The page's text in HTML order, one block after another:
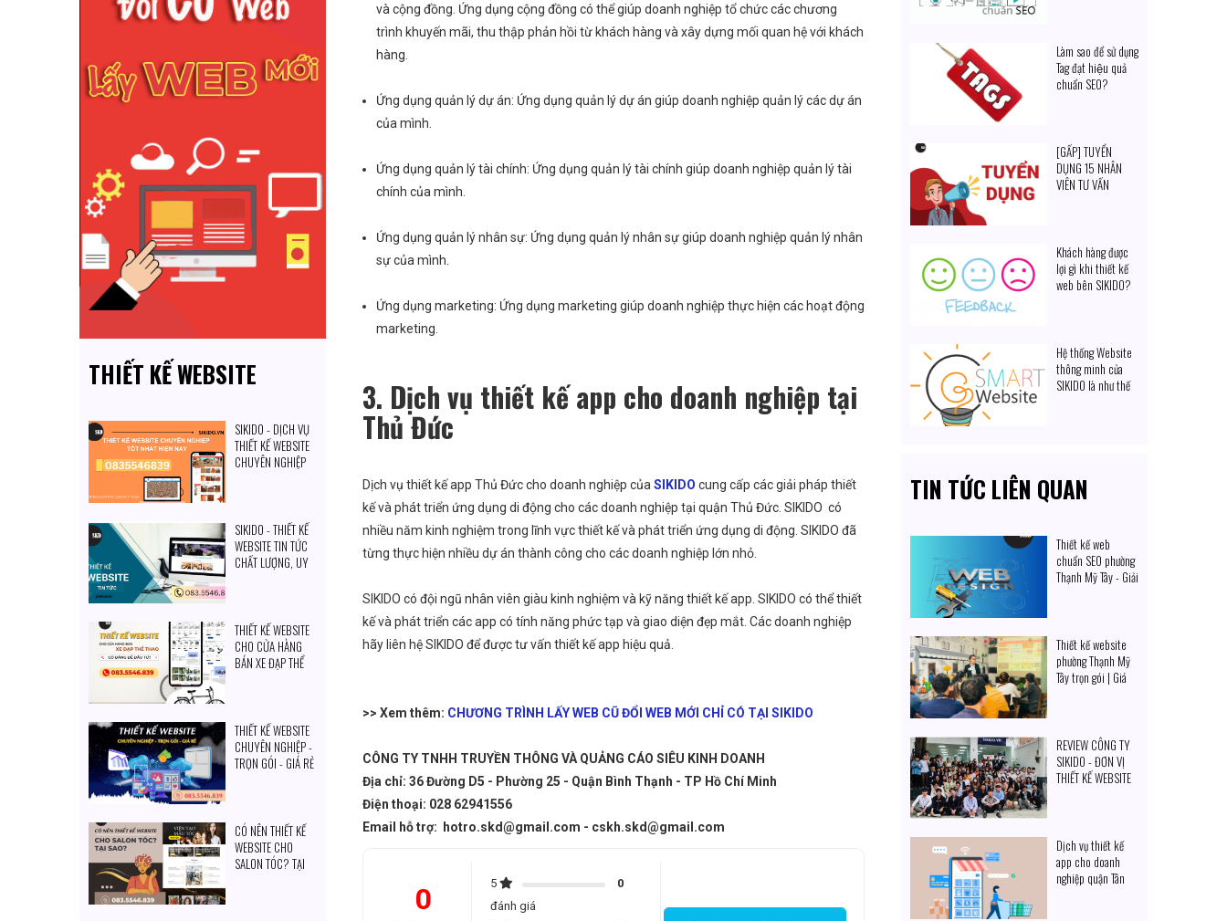
THIẾT KẾ WEBSITE
SIKIDO - DỊCH VỤ
THIẾT KẾ WEBSITE
CHUYÊN NGHIỆP
SIKIDO - THIẾT KẾ
WEBSITE TIN TỨC
CHẤT LƯỢNG, UY
THIẾT KẾ WEBSITE
CHO CỬA HÀNG
BÁN XE ĐẠP THỂ
THIẾT KẾ WEBSITE
CHUYÊN NGHIỆP -
TRỌN GÓI - GIÁ RẺ
CÓ NÊN THIẾT KẾ
WEBSITE CHO
SALON TÓC? TẠI
và cộng đồng. Ứng dụng cộng đồng có thể giúp doanh nghiệp tổ chức các chương
trình khuyến mãi, thu thập phản hồi từ khách hàng và xây dựng mối quan hệ với khách
hàng.
Ứng dụng quản lý dự án: Ứng dụng quản lý dự án giúp doanh nghiệp quản lý các dự án
của mình.
Ứng dụng quản lý tài chính: Ứng dụng quản lý tài chính giúp doanh nghiệp quản lý tài
chính của mình.
Ứng dụng quản lý nhân sự: Ứng dụng quản lý nhân sự giúp doanh nghiệp quản lý nhân
sự của mình.
Ứng dụng marketing: Ứng dụng marketing giúp doanh nghiệp thực hiện các hoạt động
marketing.
3. Dịch vụ thiết kế app cho doanh nghiệp tại
Thủ Đức
Dịch vụ thiết kế app Thủ Đức cho doanh nghiệp của SIKIDO cung cấp các giải pháp thiết
kế và phát triển ứng dụng di động cho các doanh nghiệp tại quận Thủ Đức. SIKIDO có
nhiều năm kinh nghiệm trong lĩnh vực thiết kế và phát triển ứng dụng di động. SIKIDO đã
từng thực hiện nhiều dự án thành công cho các doanh nghiệp lớn nhỏ.
SIKIDO có đội ngũ nhân viên giàu kinh nghiệm và kỹ năng thiết kế app. SIKIDO có thể thiết
kế và phát triển các app có tính năng phức tạp và giao diện đẹp mắt. Các doanh nghiệp
hãy liên hệ SIKIDO để được tư vấn thiết kế app hiệu quả.
>> Xem thêm: CHƯƠNG TRÌNH LẤY WEB CŨ ĐỔI WEB MỚI CHỈ CÓ TẠI SIKIDO
CÔNG TY TNHH TRUYỀN THÔNG VÀ QUẢNG CÁO SIÊU KINH DOANH
Địa chỉ: 36 Đường D5 - Phường 25 - Quận Bình Thạnh - TP Hồ Chí Minh
Điện thoại: 028 62941556
Email hỗ trợ: hotro.skd@gmail.com - cskh.skd@gmail.com
0 5
0
đánh giá
Làm sao để sử dụng
Tag đạt hiệu quả
chuẩn SEO?
[GẤP] TUYỂN
DỤNG 15 NHÂN
VIÊN TƯ VẤN
Khách hàng được
lợi gì khi thiết kế
web bên SIKIDO?
Hệ thống Website
thông minh của
SIKIDO là như thế
TIN TỨC LIÊN QUAN
Thiết kế web
chuẩn SEO phường
Thạnh Mỹ Tây - Giải
Thiết kế website
phường Thạnh Mỹ
Tây trọn gói | Giá
REVIEW CÔNG TY
SIKIDO - ĐƠN VỊ
THIẾT KẾ WEBSITE
Dịch vụ thiết kế
app cho doanh
nghiệp quận Tân